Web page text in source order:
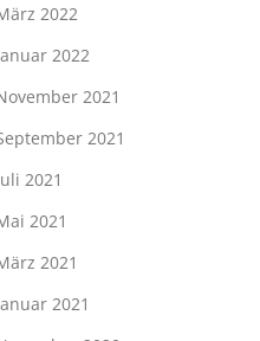
2022
2022
2021
2021
2021
2021
2021
2021